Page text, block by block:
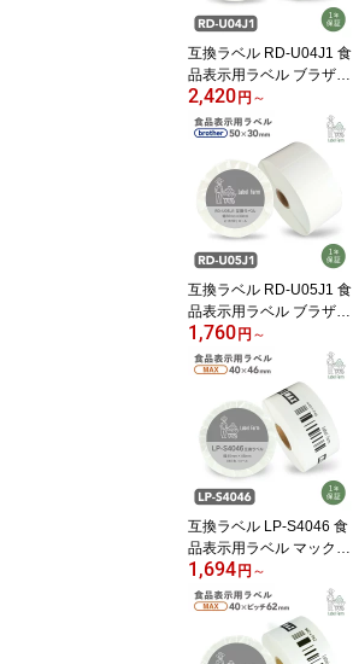
互換ラベル RD-U04J1 食
品表示用ラベル ブラザー
対応 RDテープ 互換ラベ
ル用紙 カットラベル プ
レカット紙ラベル プレカ
ットラベル 文具用品 オ
フィス用品 感熱紙 防水
ラベルシール ラベルライ
ター用テープ リフィル
2,420円 ～
互換ラベル RD-U05J1 食
品表示用ラベル ブラザー
対応 RDテープ 互換ラベ
ル用紙 カットラベル プ
レカット紙ラベル プレカ
ットラベル 文具用品 オ
フィス用品 感熱紙 防水
ラベルシール ラベルライ
ター用テープ リフィル
1,760円 ～
互換ラベル LP-S4046 食
品表示用ラベル マックス
対応 互換ラベル用紙 カ
ットラベル プレカット紙
ラベル プレカットラベル
文具用品 オフィス用品
感熱紙 防水 ラベルシー
1,694円 ～